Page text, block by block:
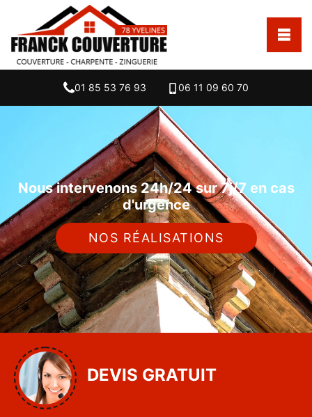
01 85 53 76 93 06 11 09 60 70
Nous intervenons 24h/24 sur 7j/7 en cas
d'urgence
NOS RÉALISATIONS
DEVIS GRATUIT